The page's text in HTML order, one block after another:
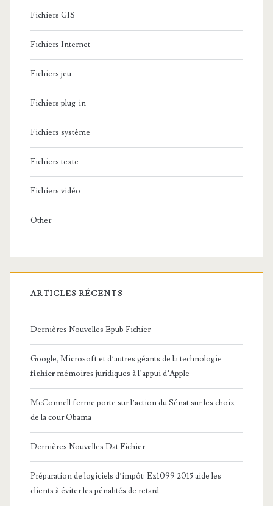
Fichiers GIS
Fichiers Internet
Fichiers jeu
Fichiers plug-in
Fichiers système
Fichiers texte
Fichiers vidéo
Other
ARTICLES RÉCENTS
Dernières Nouvelles Epub Fichier
Google, Microsoft et d’autres géants de la technologie
fichier mémoires juridiques à l’appui d’Apple
McConnell ferme porte sur l’action du Sénat sur les choix
de la cour Obama
Dernières Nouvelles Dat Fichier
Préparation de logiciels d’impôt: Ez1099 2015 aide les
clients à éviter les pénalités de retard